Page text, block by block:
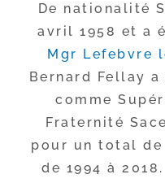
De natio­na­li­té
avril 1958 et a
Mgr Lefebvre
Bernard Fellay
comme
Fraternité
pour un total de
de 1994 à